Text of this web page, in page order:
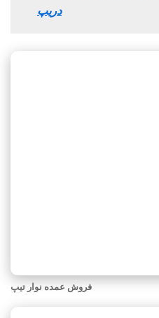
دریپ
فروش عمده نوار تیپ